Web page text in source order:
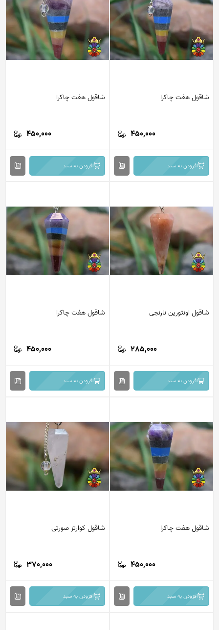
شاقول هفت چاکرا
450,000
افزودن به سبد
شاقول هفت چاکرا
450,000
افزودن به سبد
شاقول اونتورین نارنجی
285,000
افزودن به سبد
شاقول هفت چاکرا
450,000
افزودن به سبد
شاقول هفت چاکرا
450,000
افزودن به سبد
شاقول کوارتز صورتی
370,000
افزودن به سبد